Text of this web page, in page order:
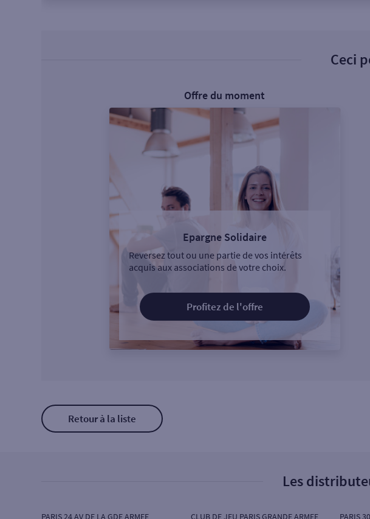
Ceci
Offre du moment
Epargne Solidaire
Reversez tout ou une partie de vos intérêts
acquis aux associations de votre choix.
Profitez de l'offre
Retour à la liste
Les
PARIS 24 AV DE LA GDE ARMEE
CLUB DE JEU PARIS GRANDE ARMEE
PARIS